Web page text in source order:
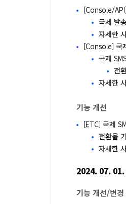
[Console/
국제 발
자세한
[Console] 국
국제
전
자세한
기능 개선
[ETC] 국제
전환율
자세한
2024. 07. 01.
기능 개선/변경